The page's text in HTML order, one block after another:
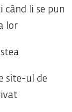
când li se pun
lor
site-ul de